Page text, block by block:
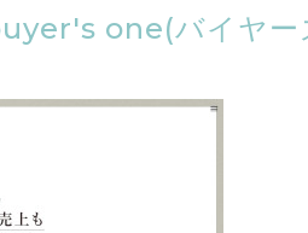
one(バイヤー